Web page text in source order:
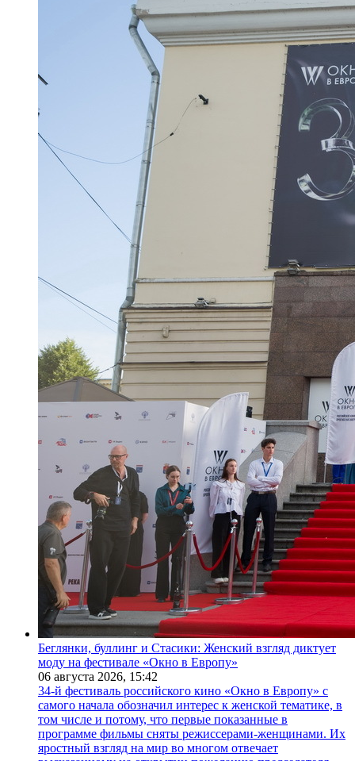
Беглянки, буллинг и Стасики: Женский взгляд диктует
моду на фестивале «Окно в Европу»
06 августа 2026, 15:42
34-й фестиваль российского кино «Окно в Европу» с
самого начала обозначил интерес к женской тематике, в
том числе и потому, что первые показанные в
программе фильмы сняты режиссерами-женщинами. Их
яростный взгляд на мир во многом отвечает